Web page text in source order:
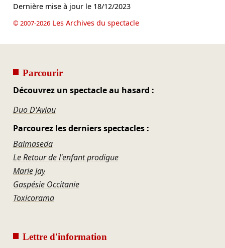
Dernière mise à jour le 18/12/2023
© 2007-2026Les Archives du spectacle
Parcourir
Découvrez un spectacle au hasard :
Duo D'Aviau
Parcourez les derniers spectacles :
Balmaseda
Le Retour de l'enfant prodigue
Marie Jay
Gaspésie Occitanie
Toxicorama
Lettre d'information